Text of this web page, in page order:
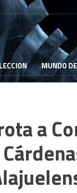
MUNDO
a